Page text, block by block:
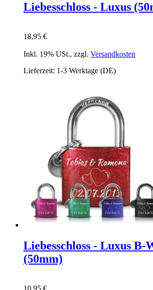
Liebesschloss - Luxus
18,95 €
Inkl. 19% USt., zzgl. Versandkosten
Lieferzeit: 1-3 Werktage (DE)
Liebesschloss - Luxus B-
(50mm)
10,95 €